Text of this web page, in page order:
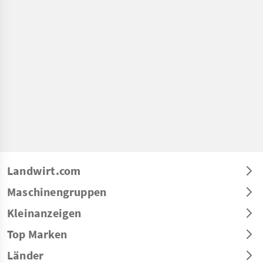
Landwirt.com
Maschinengruppen
Kleinanzeigen
Top Marken
Länder